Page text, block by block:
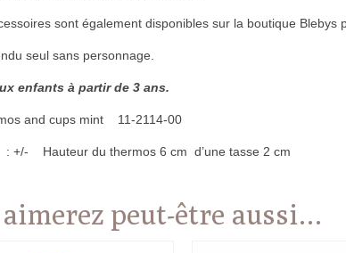
sont également disponibles sur la boutique Blebys
seul sans personnage.
enfants à partir de 3 ans.
and cups mint 11-2114-00
: +/- Hauteur du thermos 6 cm d’une tasse 2 cm
peut-être aussi…